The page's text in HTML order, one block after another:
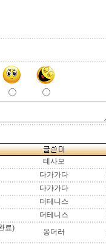
테사모
다가가다
다가가다
더테니스
더테니스
료)
옹더러